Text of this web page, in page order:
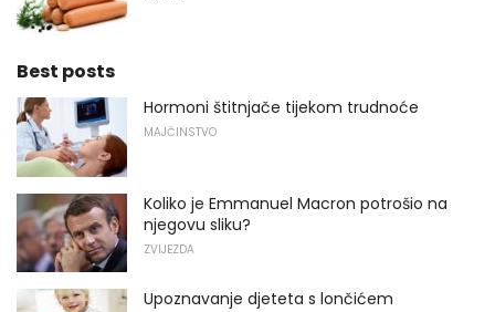
Best posts
Hormoni štitnjače tijekom trudnoće
MAJČINSTVO
Koliko je Emmanuel Macron potrošio na
njegovu sliku?
ZVIJEZDA
Upoznavanje djeteta s lončićem